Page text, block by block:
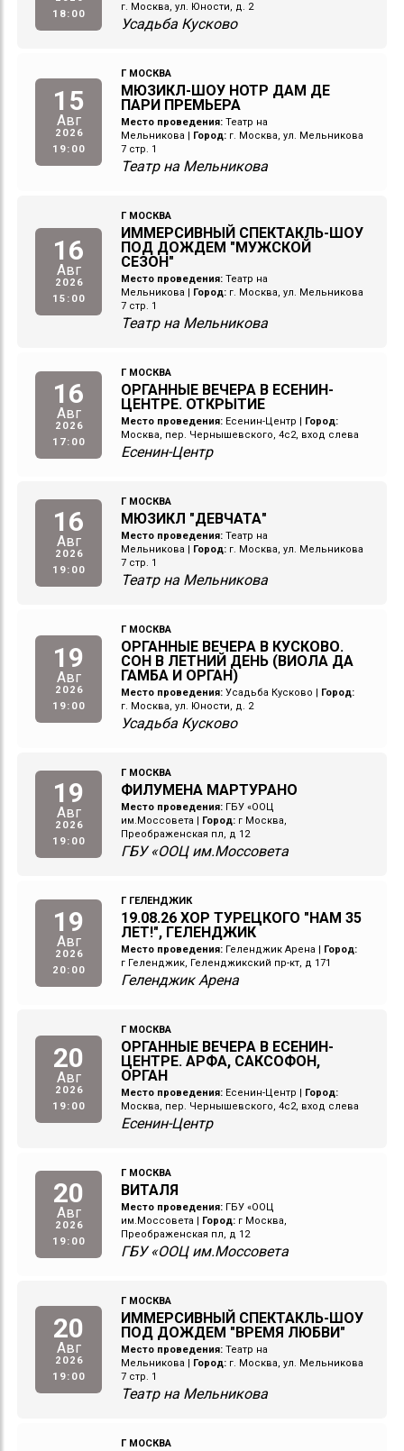
18:00
г. Москва, ул. Юности, д. 2
Усадьба Кусково
15
Авг
2026
19:00
Г МОСКВА
МЮЗИКЛ-ШОУ НОТР ДАМ ДЕ
ПАРИ ПРЕМЬЕРА
Место проведения: Театр на
Мельникова
Город: г. Москва, ул. Мельникова
7 стр. 1
Театр на Мельникова
16
Авг
2026
15:00
Г МОСКВА
ИММЕРСИВНЫЙ СПЕКТАКЛЬ-ШОУ
ПОД ДОЖДЕМ "МУЖСКОЙ
СЕЗОН"
Место проведения: Театр на
Мельникова
Город: г. Москва, ул. Мельникова
7 стр. 1
Театр на Мельникова
16
Авг
2026
17:00
Г МОСКВА
ОРГАННЫЕ ВЕЧЕРА В ЕСЕНИН-
ЦЕНТРЕ. ОТКРЫТИЕ
Место проведения: Есенин-Центр
Город:
Москва, пер. Чернышевского, 4с2, вход слева
Есенин-Центр
16
Авг
2026
19:00
Г МОСКВА
МЮЗИКЛ "ДЕВЧАТА"
Место проведения: Театр на
Мельникова
Город: г. Москва, ул. Мельникова
7 стр. 1
Театр на Мельникова
19
Авг
2026
19:00
Г МОСКВА
ОРГАННЫЕ ВЕЧЕРА В КУСКОВО.
СОН В ЛЕТНИЙ ДЕНЬ (ВИОЛА ДА
ГАМБА И ОРГАН)
Место проведения: Усадьба Кусково
Город:
г. Москва, ул. Юности, д. 2
Усадьба Кусково
19
Авг
2026
19:00
Г МОСКВА
ФИЛУМЕНА МАРТУРАНО
Место проведения: ГБУ «ООЦ
им.Моссовета
Город: г Москва,
Преображенская пл, д 12
ГБУ «ООЦ им.Моссовета
19
Авг
2026
20:00
Г ГЕЛЕНДЖИК
19.08.26 ХОР ТУРЕЦКОГО "НАМ 35
ЛЕТ!", ГЕЛЕНДЖИК
Место проведения: Геленджик Арена
Город:
г Геленджик, Геленджикский пр-кт, д 171
Геленджик Арена
20
Авг
2026
19:00
Г МОСКВА
ОРГАННЫЕ ВЕЧЕРА В ЕСЕНИН-
ЦЕНТРЕ. АРФА, САКСОФОН,
ОРГАН
Место проведения: Есенин-Центр
Город:
Москва, пер. Чернышевского, 4с2, вход слева
Есенин-Центр
20
Авг
2026
19:00
Г МОСКВА
ВИТАЛЯ
Место проведения: ГБУ «ООЦ
им.Моссовета
Город: г Москва,
Преображенская пл, д 12
ГБУ «ООЦ им.Моссовета
20
Авг
2026
19:00
Г МОСКВА
ИММЕРСИВНЫЙ СПЕКТАКЛЬ-ШОУ
ПОД ДОЖДЕМ "ВРЕМЯ ЛЮБВИ"
Место проведения: Театр на
Мельникова
Город: г. Москва, ул. Мельникова
7 стр. 1
Театр на Мельникова
Г МОСКВА